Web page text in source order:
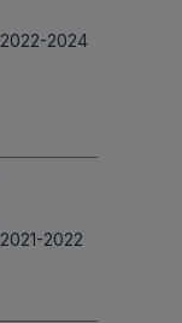
2022-2024
2021-2022